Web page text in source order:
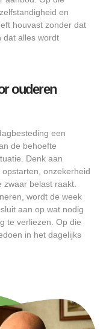
en
houvast zonder dat
dat alles wordt
ouderen
een
de behoefte
Denk aan
onzekerheid
zwaar belast raakt.
wordt de week
aan op wat nodig
te verliezen. Op die
in het dagelijks